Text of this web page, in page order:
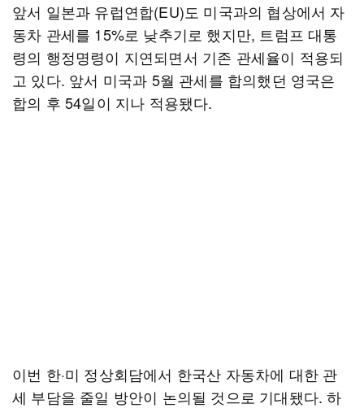
앞서 일본과 유럽연합(EU)도 미국과의 협상에서 자
동차 관세를 15%로 낮추기로 했지만, 트럼프 대통
령의 행정명령이 지연되면서 기존 관세율이 적용되
고 있다. 앞서 미국과 5월 관세를 합의했던 영국은
합의 후 54일이 지나 적용됐다.
이번 한·미 정상회담에서 한국산 자동차에 대한 관
세 부담을 줄일 방안이 논의될 것으로 기대됐다. 하